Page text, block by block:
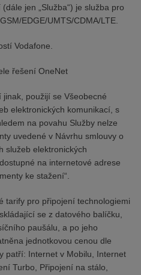
jen „Služba“) je služba pro
EDGE/UMTS/CDMA/LTE.
Vodafone.
řešení OneNet
použijí se Všeobecné
elektronických komunikací, s
na povahu Služby nelze
uvedené v Návrhu smlouvy o
služeb elektronických
na internetové adrese
ke stažení“.
tarify pro připojení technologiemi
se z datového balíčku,
paušálu, a po jeho
jednotkovou cenou dle
patří: Internet v Mobilu, Internet
Turbo, Připojení na stálo,